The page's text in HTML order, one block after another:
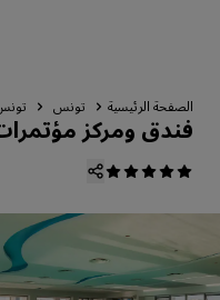
الصفحة الرئيسية تونس
فندق ومركز